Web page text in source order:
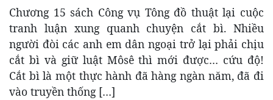
Chương 15 sách Công vụ Tông đồ thuật lại cuộc
tranh luận xung quanh chuyện cắt bì. Nhiều
người đòi các anh em dân ngoại trở lại phải chịu
cắt bì và giữ luật Môsê thì mới được… cứu độ!
Cắt bì là một thực hành đã hàng ngàn năm, đã đi
vào truyền thống […]